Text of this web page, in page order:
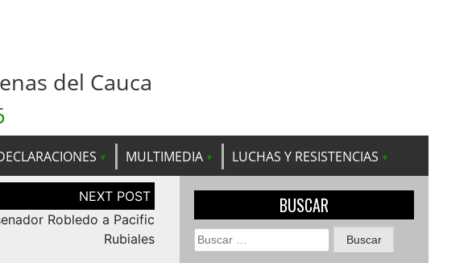
del Cauca
MULTIMEDIA LUCHAS Y RESISTENCIAS
Robledo a Pacific
Rubiales
BUSCAR
Buscar: